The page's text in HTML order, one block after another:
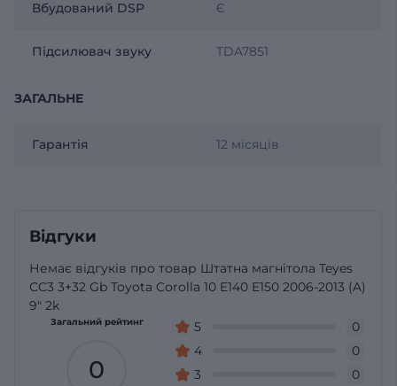
Вбудований DSP Є
Підсилювач звуку TDA7851
ЗАГАЛЬНЕ
Гарантія 12 місяців
Відгуки
Немає відгуків про товар Штатна магнітола Teyes
CC3 3+32 Gb Toyota Corolla 10 E140 E150 2006-2013 (A)
9" 2k
Загальний рейтинг
0
5
0
4
0
3
0